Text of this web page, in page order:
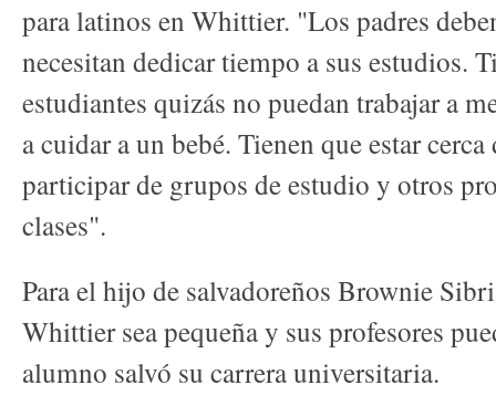
para latinos en Whittier. "Los padres
necesitan dedicar tiempo a sus estudios.
estudiantes quizás no puedan trabajar a
a cuidar a un bebé. Tienen que estar
participar de grupos de estudio y otros
clases".
Para el hijo de salvadoreños Brownie
Whittier sea pequeña y sus profesores
alumno salvó su carrera universitaria.